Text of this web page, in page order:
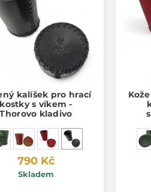
kalíšek pro hrací
kostky s víkem -
Thorovo kladivo
790 Kč
Skladem